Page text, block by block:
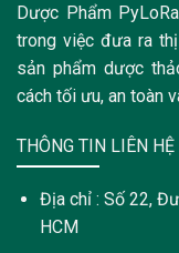
Dược Phẩm
trong việc đưa ra
sản phẩm dược
cách tối ưu, an toàn
THÔNG TIN LIÊN HỆ
Địa chỉ : Số 22,
HCM